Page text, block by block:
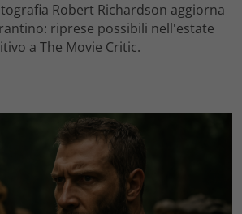
Robert Richardson aggiorna
riprese possibili nell'estate
a The Movie Critic.